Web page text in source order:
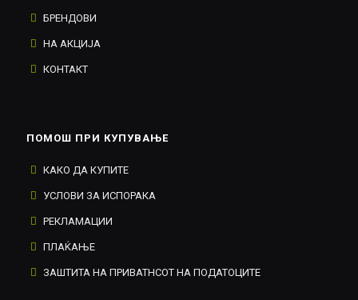
БРЕНДОВИ
НА АКЦИЈА
КОНТАКТ
ПОМОШ ПРИ КУПУВАЊЕ
КАКО ДА КУПИТЕ
УСЛОВИ ЗА ИСПОРАКА
РЕКЛАМАЦИИ
ПЛАЌАЊЕ
ЗАШТИТА НА ПРИВАТНСОТ НА ПОДАТОЦИТЕ